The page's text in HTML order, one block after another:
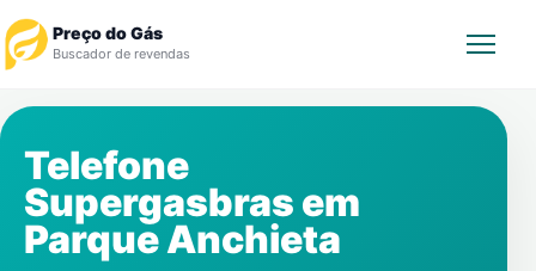
Preço do Gás
Buscador de revendas
Revendedor
Notícias
Telefone
Supergasbras em
Parque Anchieta